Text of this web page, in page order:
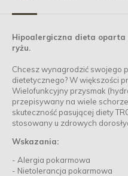
Hipoalergiczna dieta oparta
ryżu.
Chcesz wynagrodzić swojego
dietetycznego? W większości
Wielofunkcyjny przysmak
przepisywany na wiele
skuteczność pasującej diety
stosowany u zdrowych
Wskazania:
- Alergia pokarmowa
- Nietolerancja pokarmowa